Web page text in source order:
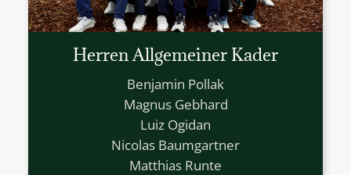
Herren Allgemeiner Kader
Benjamin Pollak
Magnus Gebhard
Luiz Ogidan
Nicolas Baumgartner
Matthias Runte